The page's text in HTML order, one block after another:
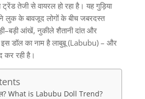
ट्रेंड तेजी से वायरल हो रहा है। यह गुड़िया
लुक के बावजूद लोगों के बीच जबरदस्त
–बड़ी आंखें, नुकीले शैतानी दांत और
डॉल का नाम है लाबुबू(Labubu) – और
कर रही है।
What is Labubu Doll Trend?